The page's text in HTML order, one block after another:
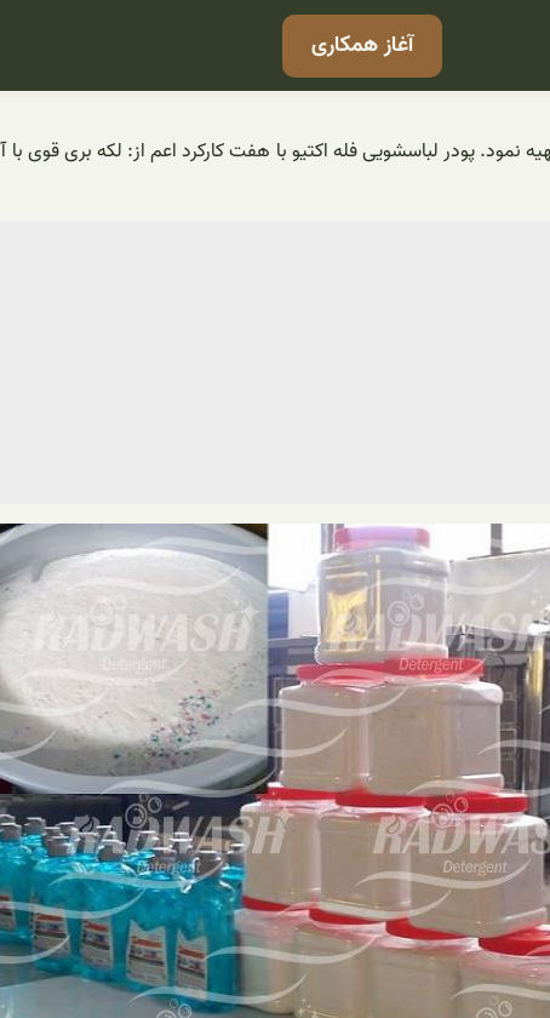
آغاز همکاری
پودر لباسشویی فله اکتیو با هفت کارکرد اعم از: لکه بری قوی با